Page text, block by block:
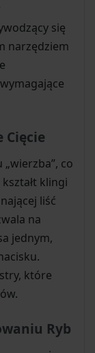
się
narzędziem
Cięcie
„wierzba”, co
klingi
liść
na
jednym,
które
Ryb